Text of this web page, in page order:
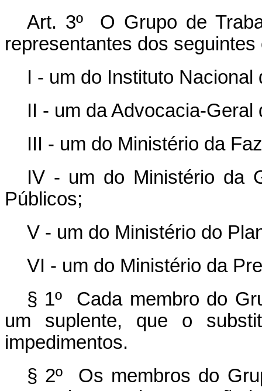
Art. 3º O Grupo de
representantes dos
I - um do Instituto
II - um da Advocacia-Geral
III - um do Ministério da
IV - um do Ministério da
Públicos;
V - um do Ministério do
VI - um do Ministério da
§ 1º Cada membro do
um suplente, que o
impedimentos.
§ 2º Os membros do